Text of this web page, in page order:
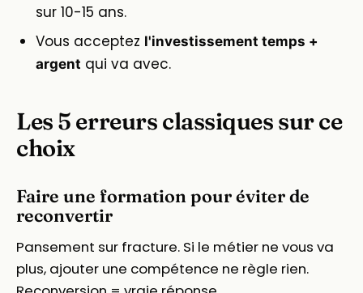
sur 10-15 ans.
Vous acceptez l'investissement temps +
argent qui va avec.
Les 5 erreurs classiques sur ce
choix
Faire une formation pour éviter de
reconvertir
Pansement sur fracture. Si le métier ne vous va
plus, ajouter une compétence ne règle rien.